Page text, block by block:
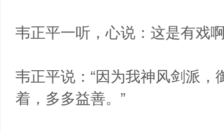
韦正平一听，心说：这是有戏
韦正平说：“因为我神风剑派
着，多多益善。”